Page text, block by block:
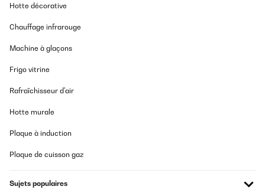
Hotte décorative
Chauffage infrarouge
Machine à glaçons
Frigo vitrine
Rafraîchisseur d'air
Hotte murale
Plaque à induction
Plaque de cuisson gaz
Sujets populaires